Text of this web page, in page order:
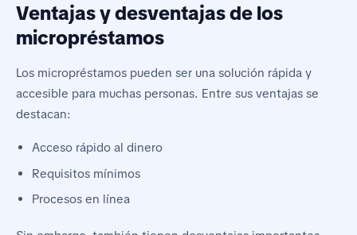
Ventajas y desventajas de los
micropréstamos
Los micropréstamos pueden ser una solución rápida y
accesible para muchas personas. Entre sus ventajas se
destacan:
Acceso rápido al dinero
Requisitos mínimos
Procesos en línea